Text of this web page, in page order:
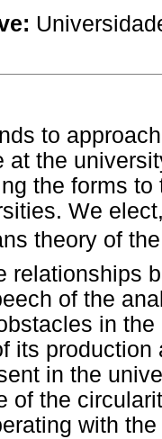
to
at the
the forms
We
theory of
relationships
of the
in
its
in the
of the
with